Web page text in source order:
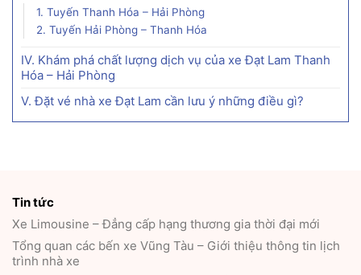
1. Tuyến Thanh Hóa – Hải Phòng
2. Tuyến Hải Phòng – Thanh Hóa
IV. Khám phá chất lượng dịch vụ của xe Đạt Lam Thanh
Hóa – Hải Phòng
V. Đặt vé nhà xe Đạt Lam cần lưu ý những điều gì?
Tin tức
Xe Limousine – Đẳng cấp hạng thương gia thời đại mới
Tổng quan các bến xe Vũng Tàu – Giới thiệu thông tin lịch
trình nhà xe